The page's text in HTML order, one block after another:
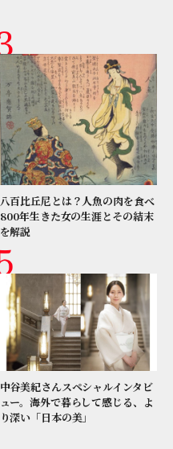
八百比丘尼とは？人魚の肉を食べ
800年生きた女の生涯とその結末
を解説
中谷美紀さんスペシャルインタビ
ュー。海外で暮らして感じる、よ
り深い「日本の美」